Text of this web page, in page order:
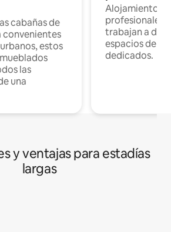
cabañas de
convenientes
estos
las
una
Alojamientos
profesionales
trabajan a
espacios de
dedicados.
y ventajas para estadías
largas